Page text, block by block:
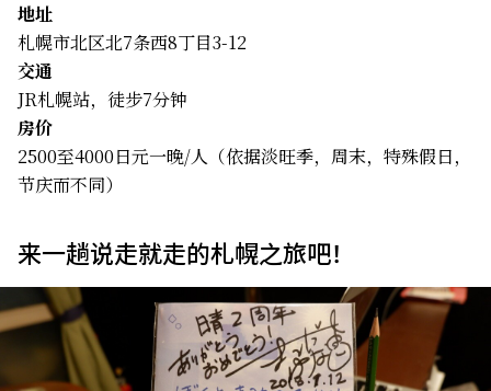
地址
札幌市北区北7条西8丁目3-12
交通
JR札幌站，徒步7分钟
房价
2500至4000日元一晚/人（依据淡旺季，周末，特殊假日，
节庆而不同）
来一趟说走就走的札幌之旅吧！